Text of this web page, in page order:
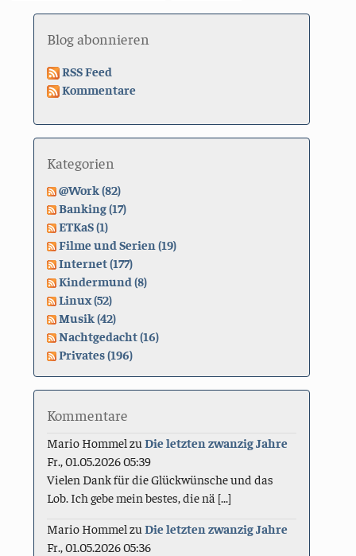
Blog abonnieren
RSS Feed
Kommentare
Kategorien
@Work (82)
Banking (17)
ETKaS (1)
Filme und Serien (19)
Internet (177)
Kindermund (8)
Linux (52)
Musik (42)
Nachtgedacht (16)
Privates (196)
Kommentare
Mario Hommel zuDie letzten zwanzig Jahre
Fr., 01.05.2026 05:39
Vielen Dank für die Glückwünsche und das
Lob. Ich gebe mein bestes, die nä [...]
Mario Hommel zuDie letzten zwanzig Jahre
Fr., 01.05.2026 05:36